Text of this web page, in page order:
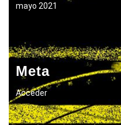
mayo 2021
Meta
Acceder